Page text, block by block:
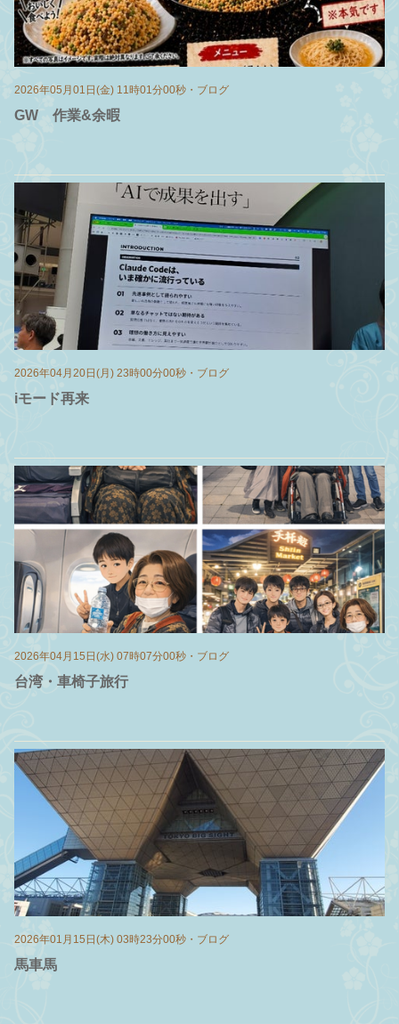
2026年05月01日(金) 11時01分00秒 ・ ブログ
GW 作業&余暇
2026年04月20日(月) 23時00分00秒 ・ ブログ
iモード再来
2026年04月15日(水) 07時07分00秒 ・ ブログ
台湾・車椅子旅行
2026年01月15日(木) 03時23分00秒 ・ ブログ
馬車馬